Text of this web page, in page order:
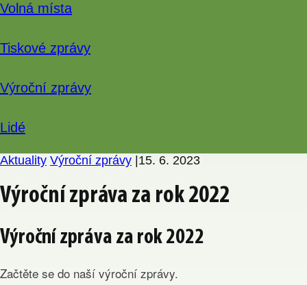
Volná místa
Tiskové zprávy
Výroční zprávy
Lidé
Aktuality Výroční zprávy 15. 6. 2023
Výroční zpráva za rok 2022
Výroční zpráva za rok 2022
Začtěte se do naší výroční zprávy.